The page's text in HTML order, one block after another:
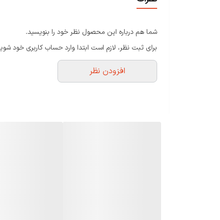
شما هم درباره این محصول نظر خود را بنویسید.
برای ثبت نظر، لازم است ابتدا وارد حساب کاربری خود
افزودن نظر